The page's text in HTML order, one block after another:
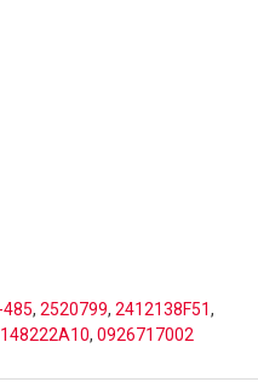
, 2520799, 2412138F51,
, 0926717002